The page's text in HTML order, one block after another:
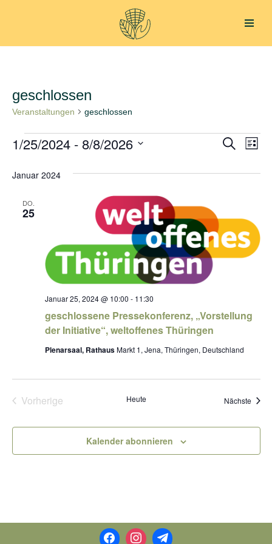
Inhalt
geschlossen
Veranstaltungen geschlossen
Suche
Liste
1/25/2024 - 8/8/2026
wählen.
Januar 2024
DO.
25
geschlossene Pressekonferenz, „Vorstellung
der Initiative“, weltoffenes Thüringen
Januar 25, 2024 @ 10:00 - 11:30
Plenarsaal, RathausMarkt 1, Jena, Thüringen, Deutschland
Vorherige
Heute Nächste
Kalender abonnieren